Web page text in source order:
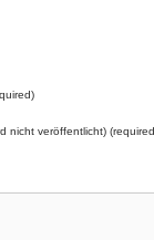
nicht veröffentlicht)